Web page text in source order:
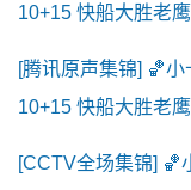
10+15 快船大胜老鹰
[腾讯原声集锦] 🏀
10+15 快船大胜老鹰
[CCTV全场集锦] 🏀